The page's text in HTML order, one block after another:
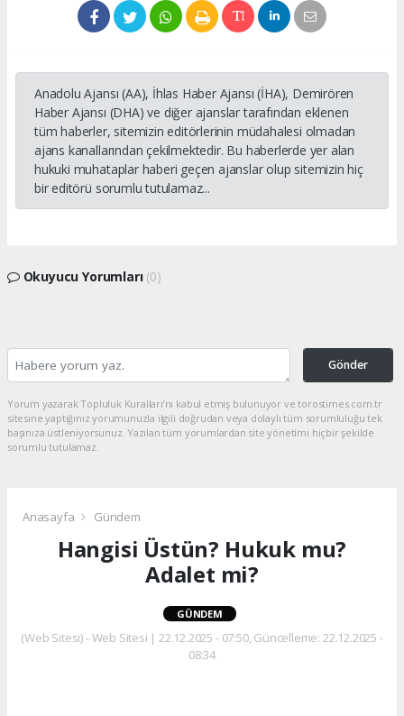
Anadolu Ajansı (AA), İhlas Haber Ajansı (İHA), Demirören
Haber Ajansı (DHA) ve diğer ajanslar tarafından eklenen
tüm haberler, sitemizin editörlerinin müdahalesi olmadan
ajans kanallarından çekilmektedir. Bu haberlerde yer alan
hukuki muhataplar haberi geçen ajanslar olup sitemizin hiç
bir editörü sorumlu tutulamaz...
Okuyucu Yorumları (0)
Gönder
Yorum yazarak Topluluk Kuralları’nı kabul etmiş bulunuyor ve torostimes.com.tr
sitesine yaptığınız yorumunuzla ilgili doğrudan veya dolaylı tüm sorumluluğu tek
başınıza üstleniyorsunuz. Yazılan tüm yorumlardan site yönetimi hiçbir şekilde
sorumlu tutulamaz.
Anasayfa Gündem
Hangisi Üstün? Hukuk mu?
Adalet mi?
GÜNDEM
(Web Sitesi) - Web Sitesi | 22.12.2025 - 07:50, Güncelleme: 22.12.2025 -
08:34